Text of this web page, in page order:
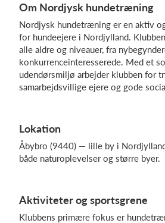
Webshop
Billetsystem
Hvad koster det?
Om Nordjysk hundetræning
Nordjysk hundetræning er en aktiv
for hundeejere i Nordjylland.
alle aldre og niveauer, fra
konkurrenceinteresserede. Med et
udendørsmiljø arbejder klubben for
samarbejdsvillige ejere og gode
Lokation
Åbybro (9440) — lille by i
både naturoplevelser og større byer.
Aktiviteter og sportsgrene
Klubbens primære fokus er